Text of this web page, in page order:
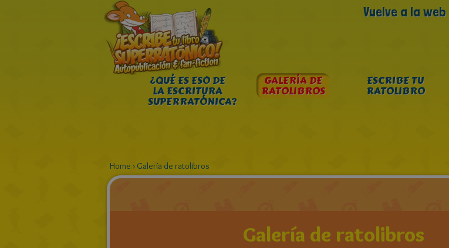
Vuelve a la web
¿QUÉ ES ESO DE
LA ESCRITURA
SUPERRATÓNICA?
GALERÍA DE
RATOLIBROS
ESCRIBE TU
RATOLIBRO
Home › Galería de ratolibros
Galería de ratolibros